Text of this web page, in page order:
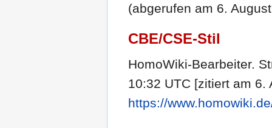
(abgerufen am 6.
CBE/CSE-Stil
HomoWiki-Bearbeiter.
10:32 UTC [zitiert am 6.
https://